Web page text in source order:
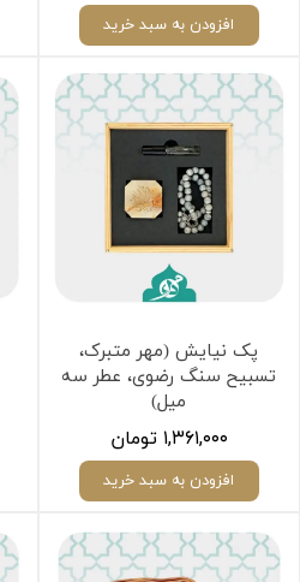
افزودن به سبد خرید
پک نیایش (مهر متبرک،
تسبیح سنگ رضوی، عطر سه
میل)
۱,۳۶۱,۰۰۰ تومان
افزودن به سبد خرید